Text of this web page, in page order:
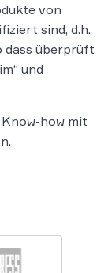
von
sind, d.h.
dass überprüft
und
how mit